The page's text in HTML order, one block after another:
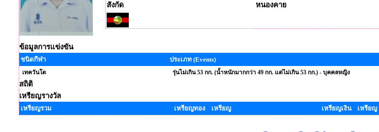
สังกัด
หนองคาย
ข้อมูลการแข่งขัน
ชนิดกีฬา ประเภท (Events)
เทควันโด รุ่นไม่เกิน 53 กก. (น้ำหนักมากกว่า 49 กก. แต่ไม่เกิน 53 กก.) - บุคคลหญิง
สถิติ
เหรียญรางวัล
เหรียญรวม เหรียญทอง เหรียญ เหรียญเงิน เหรียญ